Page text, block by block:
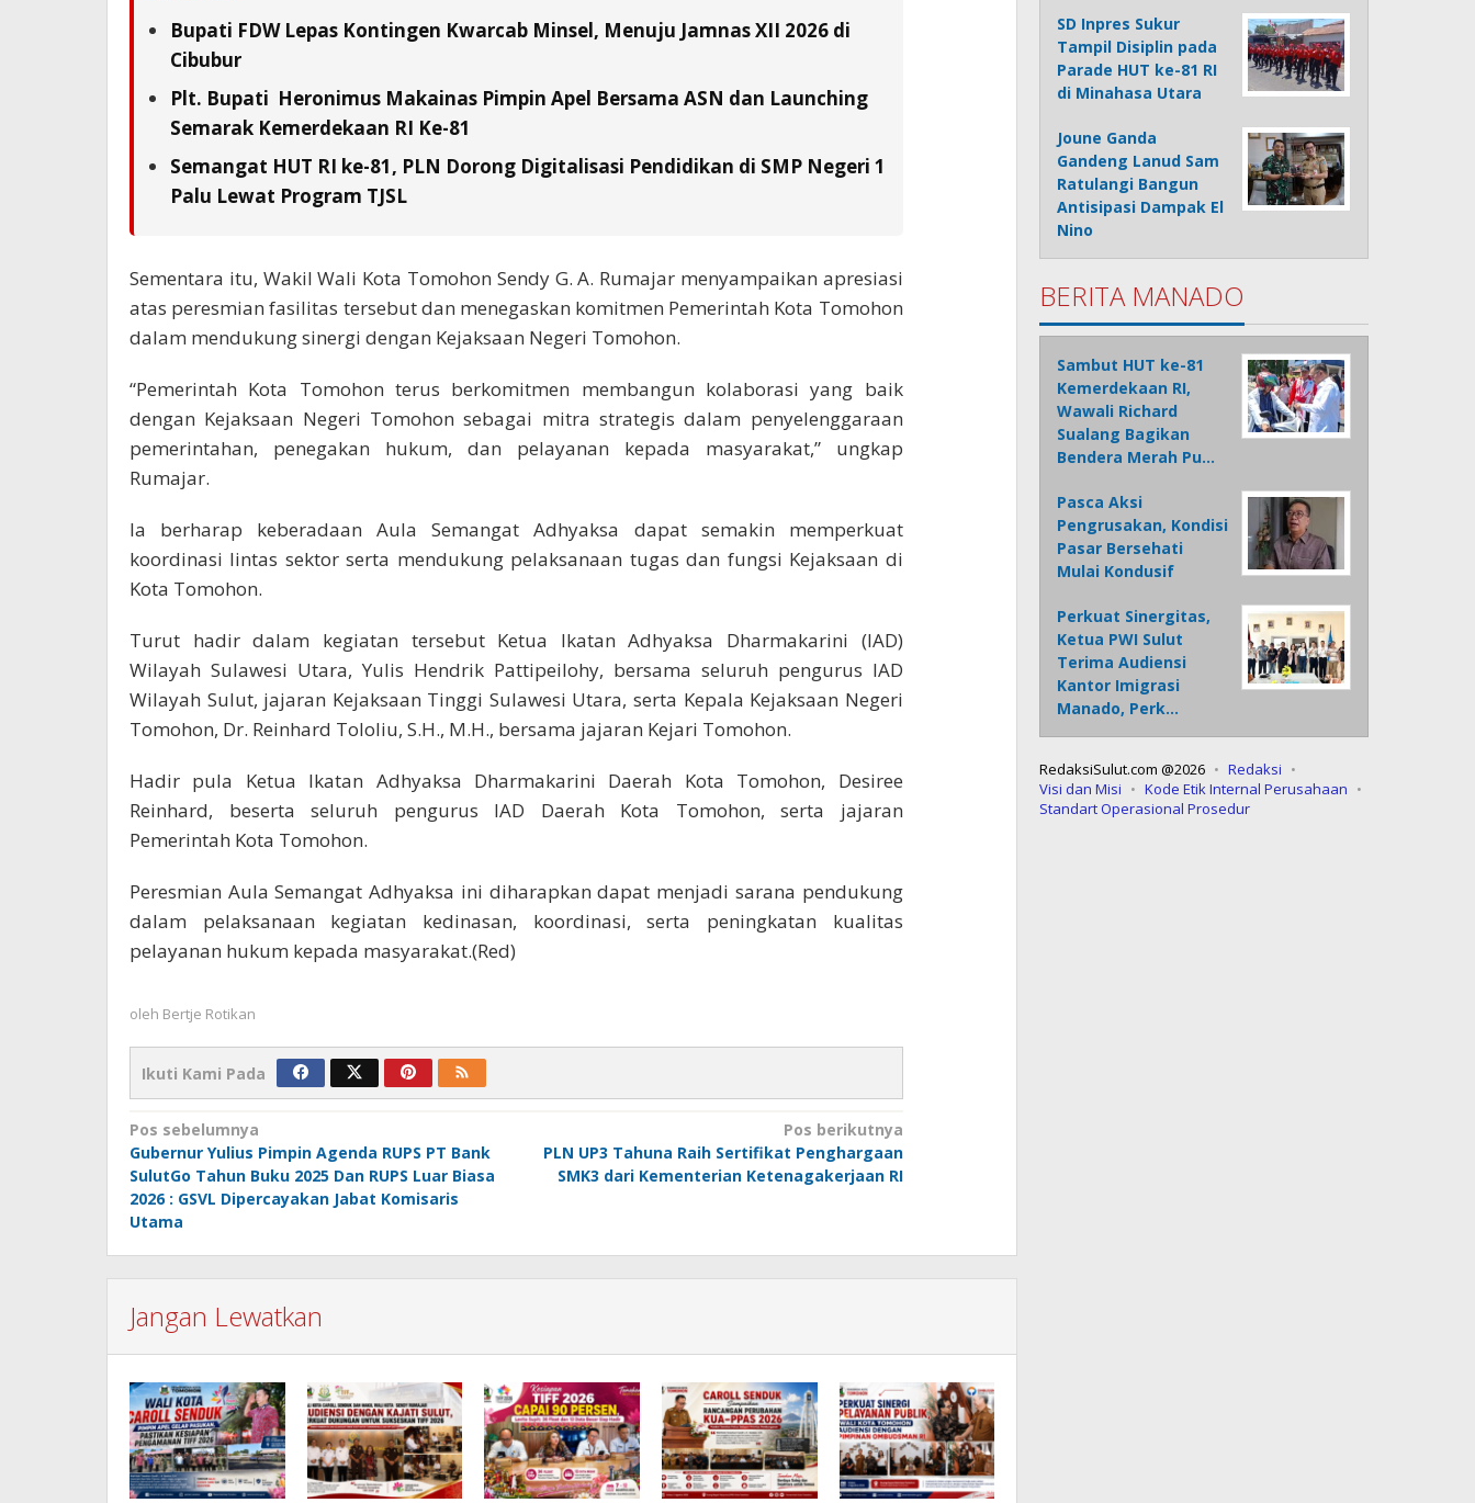
Bupati FDW Lepas Kontingen Kwarcab Minsel, Menuju Jamnas XII 2026 di
Cibubur
Plt. Bupati Heronimus Makainas Pimpin Apel Bersama ASN dan Launching
Semarak Kemerdekaan RI Ke-81
Semangat HUT RI ke-81, PLN Dorong Digitalisasi Pendidikan di SMP Negeri 1
Palu Lewat Program TJSL
Sementara itu, Wakil Wali Kota Tomohon Sendy G. A. Rumajar menyampaikan apresiasi
atas peresmian fasilitas tersebut dan menegaskan komitmen Pemerintah Kota Tomohon
dalam mendukung sinergi dengan Kejaksaan Negeri Tomohon.
“Pemerintah Kota Tomohon terus berkomitmen membangun kolaborasi yang baik
dengan Kejaksaan Negeri Tomohon sebagai mitra strategis dalam penyelenggaraan
pemerintahan, penegakan hukum, dan pelayanan kepada masyarakat,” ungkap
Rumajar.
Ia berharap keberadaan Aula Semangat Adhyaksa dapat semakin memperkuat
koordinasi lintas sektor serta mendukung pelaksanaan tugas dan fungsi Kejaksaan di
Kota Tomohon.
Turut hadir dalam kegiatan tersebut Ketua Ikatan Adhyaksa Dharmakarini (IAD)
Wilayah Sulawesi Utara, Yulis Hendrik Pattipeilohy, bersama seluruh pengurus IAD
Wilayah Sulut, jajaran Kejaksaan Tinggi Sulawesi Utara, serta Kepala Kejaksaan Negeri
Tomohon, Dr. Reinhard Tololiu, S.H., M.H., bersama jajaran Kejari Tomohon.
Hadir pula Ketua Ikatan Adhyaksa Dharmakarini Daerah Kota Tomohon, Desiree
Reinhard, beserta seluruh pengurus IAD Daerah Kota Tomohon, serta jajaran
Pemerintah Kota Tomohon.
Peresmian Aula Semangat Adhyaksa ini diharapkan dapat menjadi sarana pendukung
dalam pelaksanaan kegiatan kedinasan, koordinasi, serta peningkatan kualitas
pelayanan hukum kepada masyarakat.(Red)
oleh Bertje Rotikan
Ikuti Kami Pada
Navigasi
pos
Pos sebelumnya
Gubernur Yulius Pimpin Agenda RUPS PT Bank
SulutGo Tahun Buku 2025 Dan RUPS Luar Biasa
2026 : GSVL Dipercayakan Jabat Komisaris
Utama
Pos berikutnya
PLN UP3 Tahuna Raih Sertifikat Penghargaan
SMK3 dari Kementerian Ketenagakerjaan RI
Jangan Lewatkan
SD Inpres Sukur
Tampil Disiplin pada
Parade HUT ke-81 RI
di Minahasa Utara
Joune Ganda
Gandeng Lanud Sam
Ratulangi Bangun
Antisipasi Dampak El
Nino
BERITA MANADO
Sambut HUT ke-81
Kemerdekaan RI,
Wawali Richard
Sualang Bagikan
Bendera Merah Pu…
Pasca Aksi
Pengrusakan, Kondisi
Pasar Bersehati
Mulai Kondusif
Perkuat Sinergitas,
Ketua PWI Sulut
Terima Audiensi
Kantor Imigrasi
Manado, Perk…
RedaksiSulut.com @2026
Redaksi
Visi dan Misi
Kode Etik Internal Perusahaan
Standart Operasional Prosedur